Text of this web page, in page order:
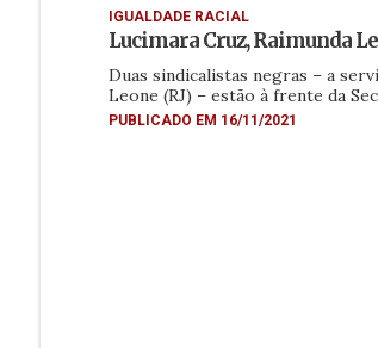
IGUALDADE RACIAL
Lucimara Cruz, Raimunda
Duas sindicalistas negras – a
Leone (RJ) – estão à frente da
PUBLICADO EM 16/11/2021